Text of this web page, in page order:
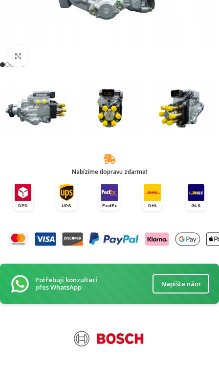
Nabízíme dopravu zdarma!
DPD UPS FedEx DHL GLS
Potřebuji konzultaci
přes WhatsApp
Napište nám